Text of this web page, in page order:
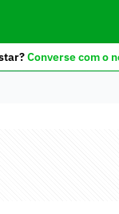
Converse com o